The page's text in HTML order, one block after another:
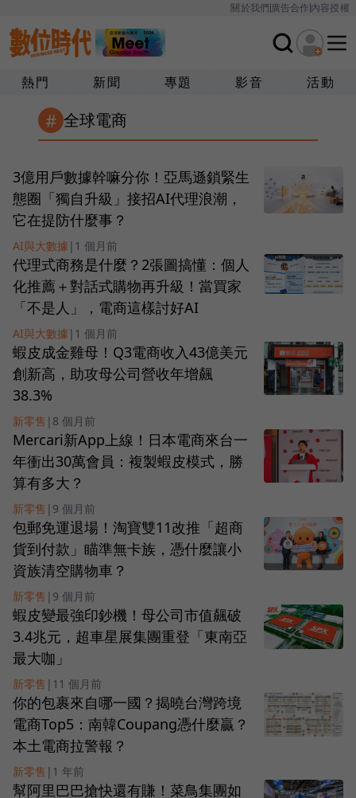
關於我們廣告合作內容授權
熱門 新聞 專題 影音 活動
# 全球電商
3億用戶數據幹嘛分你！亞馬遜鎖緊生
態圈「獨自升級」接招AI代理浪潮，
它在提防什麼事？
AI與大數據 | 1 個月前
代理式商務是什麼？2張圖搞懂：個人
化推薦＋對話式購物再升級！當買家
「不是人」，電商這樣討好AI
AI與大數據 | 1 個月前
蝦皮成金雞母！Q3電商收入43億美元
創新高，助攻母公司營收年增飆
38.3%
新零售 | 8 個月前
Mercari新App上線！日本電商來台一
年衝出30萬會員：複製蝦皮模式，勝
算有多大？
新零售 | 9 個月前
包郵免運退場！淘寶雙11改推「超商
貨到付款」瞄準無卡族，憑什麼讓小
資族清空購物車？
新零售 | 9 個月前
蝦皮變最強印鈔機！母公司市值飆破
3.4兆元，超車星展集團重登「東南亞
最大咖」
新零售 | 11 個月前
你的包裹來自哪一國？揭曉台灣跨境
電商Top5：南韓Coupang憑什麼贏？
本土電商拉警報？
新零售 | 1 年前
幫阿里巴巴搶快還有賺！菜鳥集團如